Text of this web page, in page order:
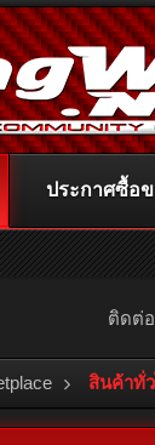
ติดต่
สินค้าทั่
ประกาศซื้อ